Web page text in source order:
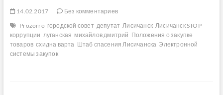
14.02.2017
Без комментариев
Prozorro городской совет депутат Лисичанск Лисичанск STOP
коррупции луганская михайлов дмитрий Положения о закупке
товаров схидна варта Штаб спасения Лисичанска Электронной
системы закупок